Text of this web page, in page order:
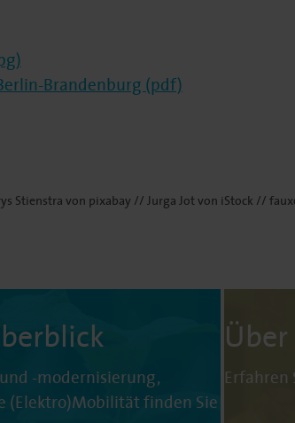
Brandenburg (pdf)
Stienstra von pixabay // Jurga Jot von iStock //
-modernisierung,
(Elektro)Mobilität finden Sie
Erfahren